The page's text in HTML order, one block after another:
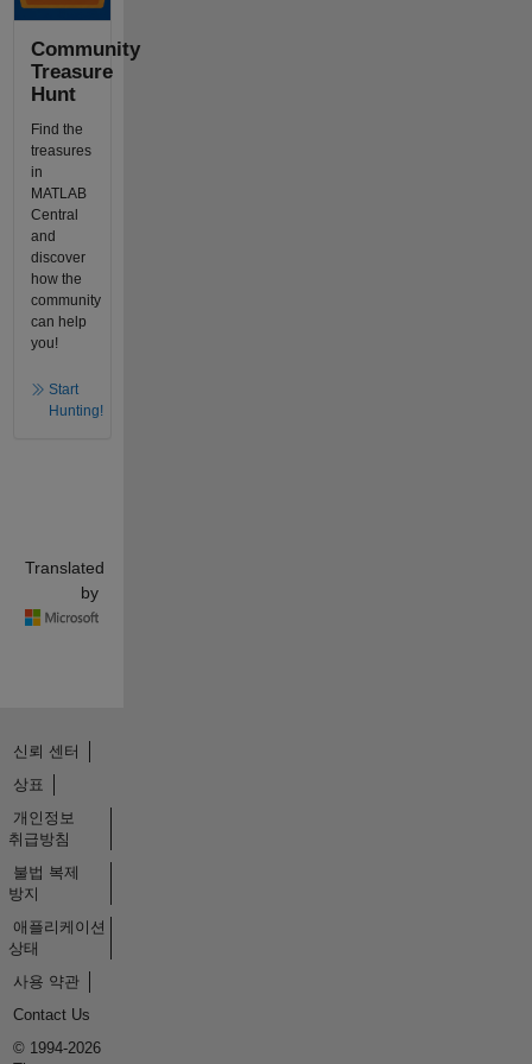
Community
Treasure
Hunt
Find the
treasures
in
MATLAB
Central
and
discover
how the
community
can help
you!
Start
Hunting!
Translated
by
신뢰 센터
상표
개인정보
취급방침
불법 복제
방지
애플리케이션
상태
사용 약관
Contact Us
© 1994-2026